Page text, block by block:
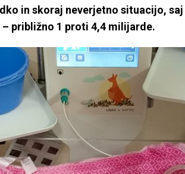
in skoraj neverjetno situacijo,
približno 1 proti 4,4 milijarde.